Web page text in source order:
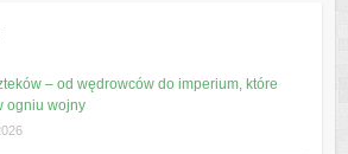
– od wędrowców do imperium, które
ogniu wojny